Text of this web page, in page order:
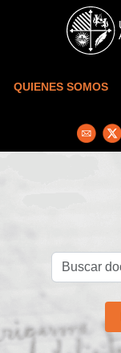
Skip to main content
QUIENES SOMOS